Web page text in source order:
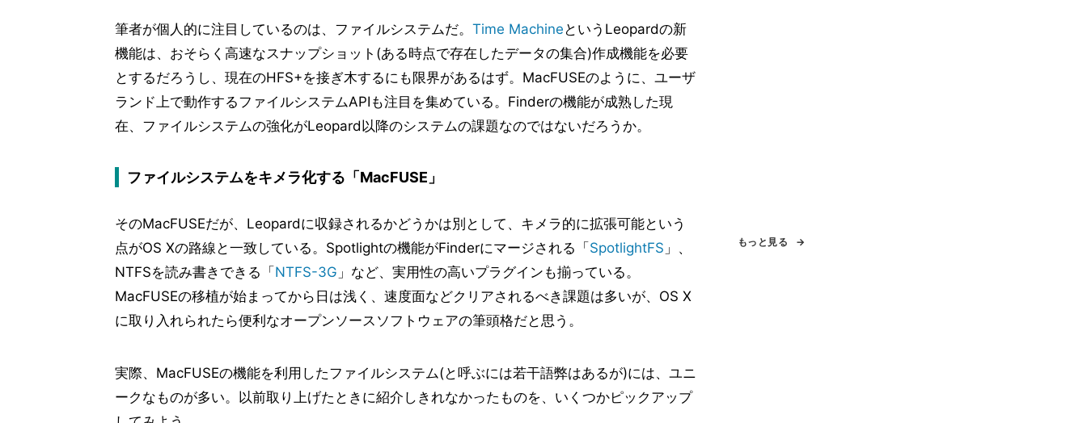
筆者が個人的に注目しているのは、ファイルシステムだ。 Time Machine というLeopardの新
機能は、おそらく高速なスナップショット(ある時点で存在したデータの集合)作成機能を必要
とするだろうし、現在のHFS+を接ぎ木するにも限界があるはず。MacFUSEのように、ユーザ
ランド上で動作するファイルシステムAPIも注目を集めている。Finderの機能が成熟した現
在、ファイルシステムの強化がLeopard以降のシステムの課題なのではないだろうか。
ファイルシステムをキメラ化する「MacFUSE」
そのMacFUSEだが、Leopardに収録されるかどうかは別として、キメラ的に拡張可能という
点がOS Xの路線と一致している。Spotlightの機能がFinderにマージされる「 SpotlightFS 」、
NTFSを読み書きできる「 NTFS-3G 」など、実用性の高いプラグインも揃っている。
MacFUSEの移植が始まってから日は浅く、速度面などクリアされるべき課題は多いが、OS X
に取り入れられたら便利なオープンソースソフトウェアの筆頭格だと思う。
実際、MacFUSEの機能を利用したファイルシステム(と呼ぶには若干語弊はあるが)には、ユニ
ークなものが多い。以前取り上げたときに紹介しきれなかったものを、いくつかピックアップ
もっと見る